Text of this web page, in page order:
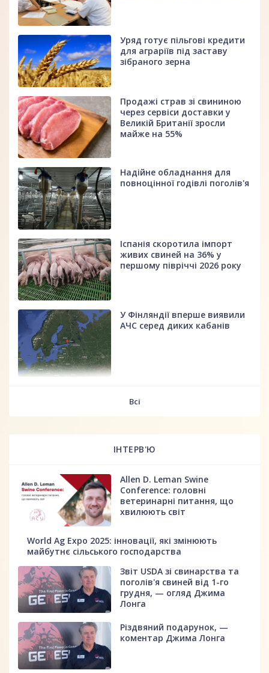
Уряд готує пільгові кредити
для аграріїв під заставу
зібраного зерна
Продажі страв зі свининою
через сервіси доставки у
Великій Британії зросли
майже на 55%
Надійне обладнання для
повноцінної годівлі поголів'я
Іспанія скоротила імпорт
живих свиней на 36% у
першому півріччі 2026 року
У Фінляндії вперше виявили
АЧС серед диких кабанів
Всі
ІНТЕРВ'Ю
Allen D. Leman Swine
Conference: головні
ветеринарні питання, що
хвилюють світ
World Ag Expo 2025: інновації, які змінюють
майбутнє сільського господарства
Звіт USDA зі свинарства та
поголів'я свиней від 1-го
грудня, — огляд Джима
Лонга
Різдвяний подарунок, —
коментар Джима Лонга